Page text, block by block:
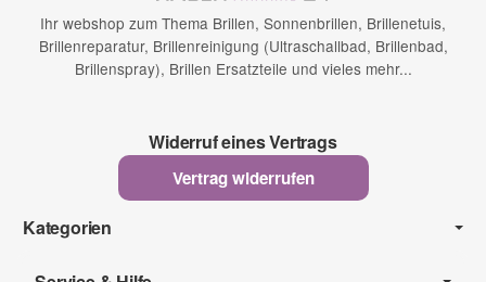
Ihr webshop zum Thema Brillen, Sonnenbrillen, Brillenetuis,
Brillenreparatur, Brillenreinigung (Ultraschallbad, Brillenbad,
Brillenspray), Brillen Ersatzteile und vieles mehr...
Widerruf eines Vertrags
Vertrag widerrufen
Kategorien